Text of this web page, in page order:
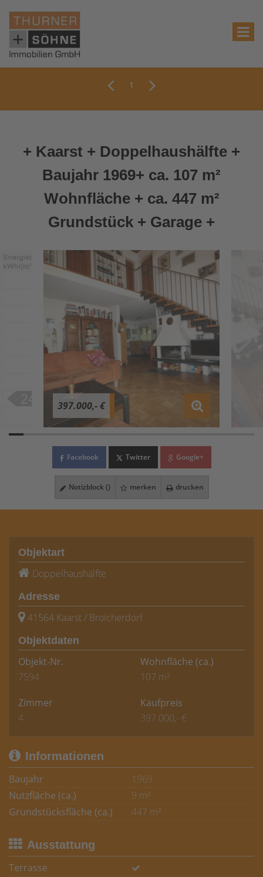
1
+ Kaarst + Doppelhaushälfte +
Baujahr 1969+ ca. 107 m²
Wohnfläche + ca. 447 m²
Grundstück + Garage +
397.000,- €
Facebook Twitter Google+
Notizblock () merken drucken
Objektart
Doppelhaushälfte
Adresse
41564 Kaarst / Broicherdorf
Objektdaten
Objekt-Nr.
7594
Wohnfläche (ca.)
107 m²
Zimmer
4
Kaufpreis
397.000,- €
Informationen
Baujahr
1969
Nutzfläche (ca.)
9 m²
Grundstücksfläche (ca.)
447 m²
Ausstattung
Terrasse